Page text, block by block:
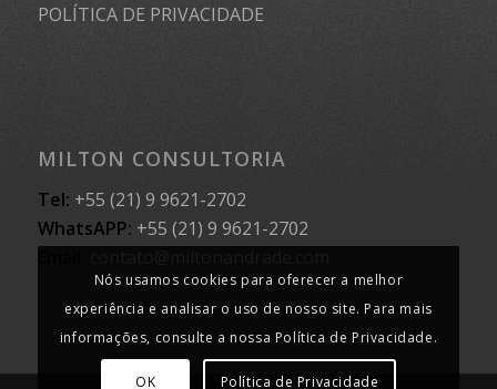
POLÍTICA DE PRIVACIDADE
MILTON CONSULTORIA
Tel: +55 (21) 9 9621-2702
WhatsAPP: +55 (21) 9 9621-2702
Nós usamos cookies para oferecer a melhor
experiência e analisar o uso de nosso site. Para mais
informações, consulte a nossa Política de Privacidade.
OK Política de Privacidade